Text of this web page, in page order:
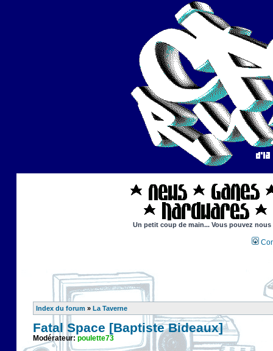
Un petit coup de main... Vous pouvez
Index du forum » La Taverne
Fatal Space [Baptiste Bideaux]
Modérateur: poulette73